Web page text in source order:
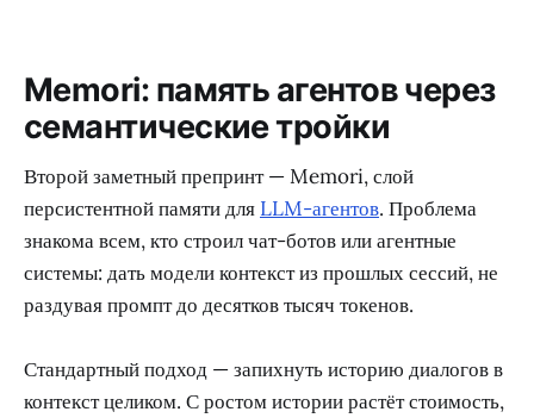
Memori: память агентов через
семантические тройки
Второй заметный препринт — Memori, слой
персистентной памяти для LLM-агентов. Проблема
знакома всем, кто строил чат-ботов или агентные
системы: дать модели контекст из прошлых сессий, не
раздувая промпт до десятков тысяч токенов.
Стандартный подход — запихнуть историю диалогов в
контекст целиком. С ростом истории растёт стоимость,